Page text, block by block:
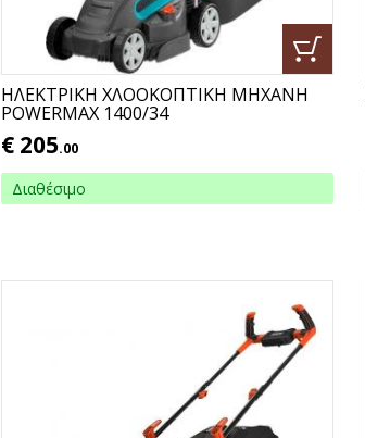
ΗΛΕΚΤΡΙΚΗ ΧΛΟΟΚΟΠΤΙΚΗ ΜΗΧΑΝΗ
POWERMAX 1400/34
€ 205.00
Διαθέσιμο